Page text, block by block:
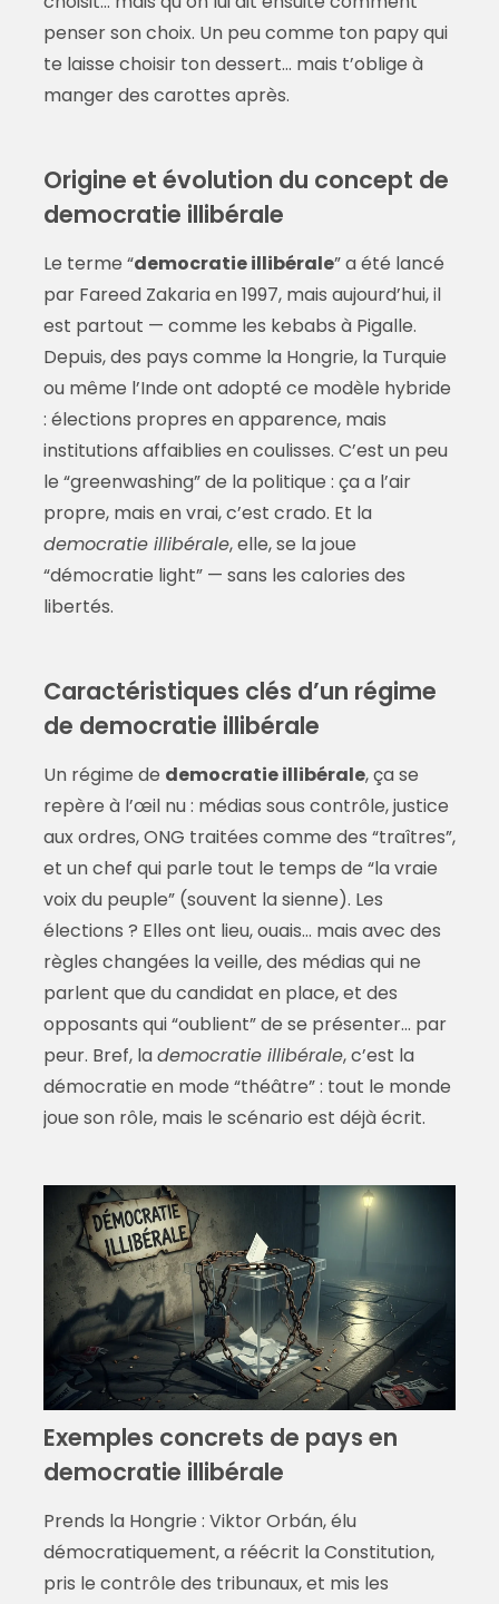
penser son choix. Un peu comme ton papy qui
te laisse choisir ton dessert… mais t’oblige à
manger des carottes après.
Origine et évolution du concept de
democratie illibérale
Le terme “democratie illibérale” a été lancé
par Fareed Zakaria en 1997, mais aujourd’hui, il
est partout — comme les kebabs à Pigalle.
Depuis, des pays comme la Hongrie, la Turquie
ou même l’Inde ont adopté ce modèle hybride
: élections propres en apparence, mais
institutions affaiblies en coulisses. C’est un peu
le “greenwashing” de la politique : ça a l’air
propre, mais en vrai, c’est crado. Et la
democratie illibérale, elle, se la joue
“démocratie light” — sans les calories des
libertés.
Caractéristiques clés d’un régime
de democratie illibérale
Un régime de democratie illibérale, ça se
repère à l’œil nu : médias sous contrôle, justice
aux ordres, ONG traitées comme des “traîtres”,
et un chef qui parle tout le temps de “la vraie
voix du peuple” (souvent la sienne). Les
élections ? Elles ont lieu, ouais… mais avec des
règles changées la veille, des médias qui ne
parlent que du candidat en place, et des
opposants qui “oublient” de se présenter… par
peur. Bref, lademocratie illibérale, c’est la
démocratie en mode “théâtre” : tout le monde
joue son rôle, mais le scénario est déjà écrit.
Exemples concrets de pays en
democratie illibérale
Prends la Hongrie : Viktor Orbán, élu
démocratiquement, a réécrit la Constitution,
pris le contrôle des tribunaux, et mis les